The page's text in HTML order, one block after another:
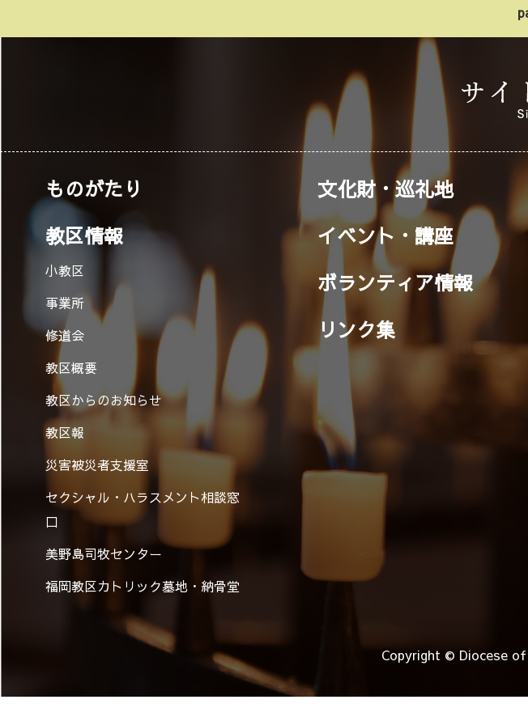
ものがたり
教区情報
小教区
事業所
修道会
教区概要
教区からのお知らせ
教区報
災害被災者支援室
セクシャル・ハラスメント相談窓
口
美野島司牧センター
福岡教区カトリック墓地・納骨堂
文化財・巡礼地
イベント・講座
ボランティア情報
リンク集
Copyright © Diocese